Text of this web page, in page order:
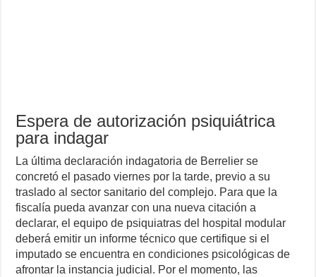
Espera de autorización psiquiátrica
para indagar
La última declaración indagatoria de Berrelier se
concretó el pasado viernes por la tarde, previo a su
traslado al sector sanitario del complejo. Para que la
fiscalía pueda avanzar con una nueva citación a
declarar, el equipo de psiquiatras del hospital modular
deberá emitir un informe técnico que certifique si el
imputado se encuentra en condiciones psicológicas de
afrontar la instancia judicial. Por el momento, las